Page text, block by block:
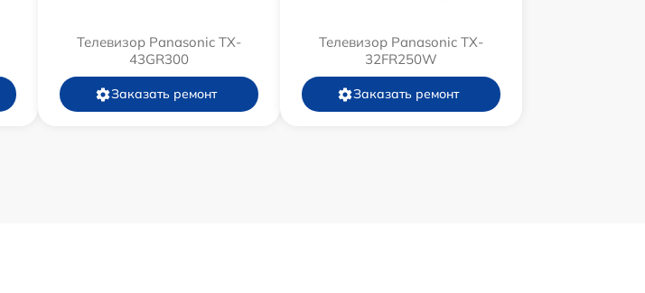
Телевизор Panasonic TX-
43GR300
Заказать ремонт
Телевизор Panasonic TX-
32FR250W
Заказать ремонт